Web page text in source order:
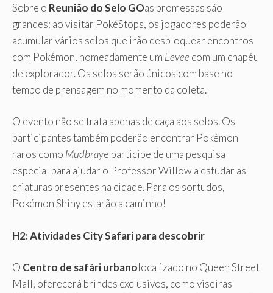
Sobre o Reunião do Selo GOas promessas são
grandes: ao visitar PokéStops, os jogadores poderão
acumular vários selos que irão desbloquear encontros
com Pokémon, nomeadamente um Eevee com um chapéu
de explorador. Os selos serão únicos com base no
tempo de prensagem no momento da coleta.
O evento não se trata apenas de caça aos selos. Os
participantes também poderão encontrar Pokémon
raros como Mudbraye participe de uma pesquisa
especial para ajudar o Professor Willow a estudar as
criaturas presentes na cidade. Para os sortudos,
Pokémon Shiny estarão a caminho!
H2: Atividades City Safari para descobrir
O Centro de safári urbanolocalizado no Queen Street
Mall, oferecerá brindes exclusivos, como viseiras